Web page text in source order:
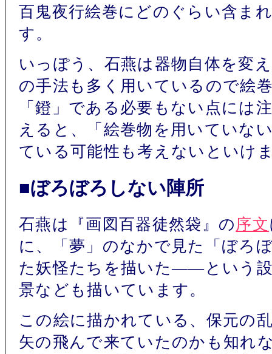
百鬼夜行絵巻にどのぐらい含ま
す。
いっぽう、石燕は器物自体を変
の手法も多く用いているので絵
「鐙」である必要もない点には
えると、「絵巻物を用いていな
ている可能性も考えないといけ
■ぼろぼろしない陣所
石燕は『画図百器徒然袋』の序文
に、「夢」のなかで見た「ぼろ
た妖怪たちを描いた――という
景なども描いています。
この絵に描かれている、保元の
矢の飛んで来ていたのかも知れ